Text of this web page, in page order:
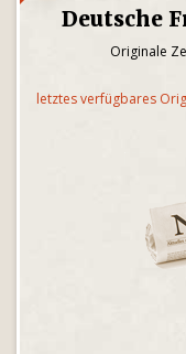
Deutsche
Originale
letztes verfügbares